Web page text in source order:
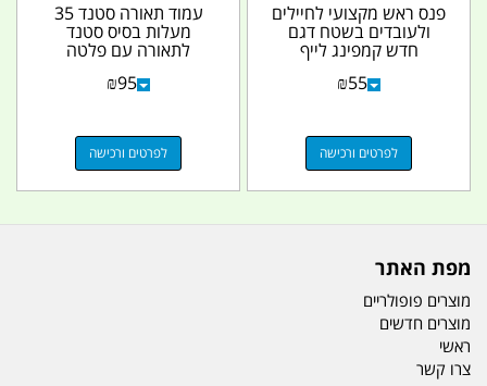
פנס ראש מקצועי לחיילים
ולעובדים בשטח דגם
חדש קמפינג לייף
₪55
לפרטים ורכישה
עמוד תאורה סטנד 35
מעלות בסיס סטנד
לתאורה עם פלטה
אורך 40... ₪95
לפרטים ורכישה
מפת האתר
מוצרים פופולריים
מוצרים חדשים
ראשי
צרו קשר